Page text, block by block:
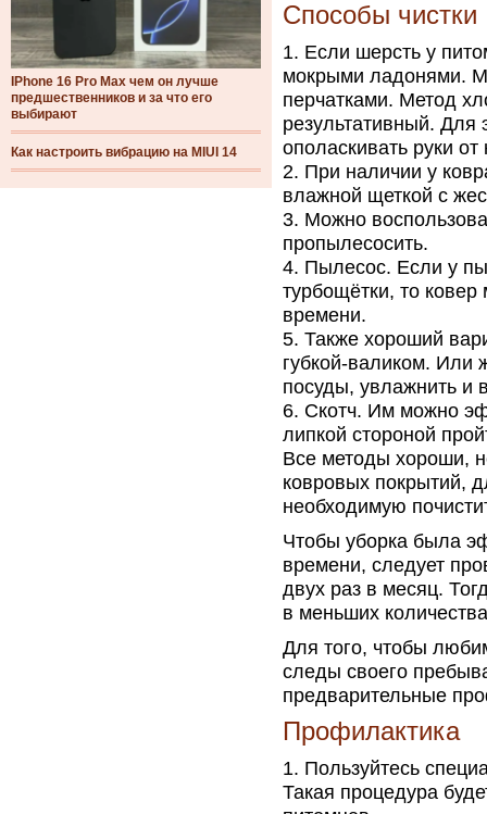
IPhone 16 Pro Max чем он лучше
предшественников и за что его
выбирают
Как настроить вибрацию на MIUI 14
Способы чистки
Если шерсть у
мокрыми ладонями.
перчатками. Метод
результативный. Для
ополаскивать руки
При наличии у
влажной щеткой с
Можно
пропылесосить.
Пылесос. Если у
турбощётки, то ковер
времени.
Также хороший
губкой-валиком. Или
посуды, увлажнить и
Скотч. Им можно
липкой стороной
Все методы хороши,
ковровых покрытий,
необходимую
Чтобы уборка была
времени, следует
двух раз в месяц.
в меньших
Для того, чтобы
следы своего
предварительные
Профилактика
Пользуйтесь
Такая процедура